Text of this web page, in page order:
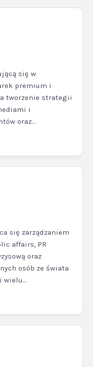
się w
premium i
tworzenie strategii
i
oraz...
się zarządzaniem
affairs, PR
oraz
osób ze świata
wielu...